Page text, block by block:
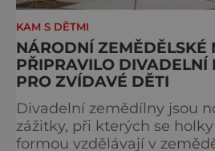
KAM S DĚTMI
NÁRODNÍ ZEMĚDĚLSKÉ
PŘIPRAVILO DIVADELNÍ
PRO ZVÍDAVÉ DĚTI
Divadelní zemědílny jsou
zážitky, při kterých se
formou vzdělávají v